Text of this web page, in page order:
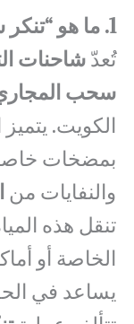
1. ما هو “تنكر سحب مجاري”؟
تُعدّ شاحنات
سحب
الكويت.
بمضخات خاصة
والنفايات من
تنقل هذه
الخاصة أو
يساعد في